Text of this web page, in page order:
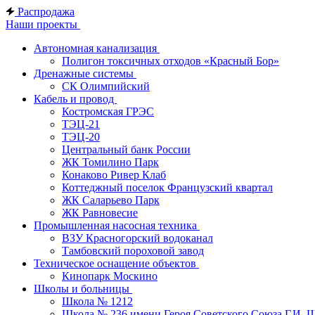
Распродажа
Наши проекты
Автономная канализация
Полигон токсичных отходов «Красный Бор»
Дренажные системы
СК Олимпийский
Кабель и провод
Костромская ГРЭС
ТЭЦ-21
ТЭЦ-20
Центральный банк России
ЖК Томилино Парк
Конаково Ривер Клаб
Коттеджный поселок Французский квартал
ЖК Саларьево Парк
ЖК Равновесие
Промышленная насосная техника
ВЗУ Красногорский водоканал
Тамбовский пороховой завод
Техническое оснащение объектов
Кинопарк Москино
Школы и больницы
Школа № 1212